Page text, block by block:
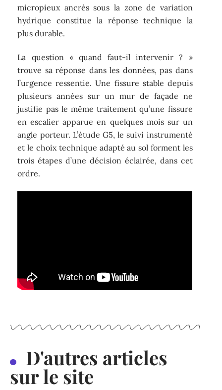
micropieux ancrés sous la zone de variation
hydrique constitue la réponse technique la
plus durable.
La question « quand faut-il intervenir ? »
trouve sa réponse dans les données, pas dans
l’urgence ressentie. Une fissure stable depuis
plusieurs années sur un mur de façade ne
justifie pas le même traitement qu’une fissure
en escalier apparue en quelques mois sur un
angle porteur. L’étude G5, le suivi instrumenté
et le choix technique adapté au sol forment les
trois étapes d’une décision éclairée, dans cet
ordre.
D'autres articles
sur le site